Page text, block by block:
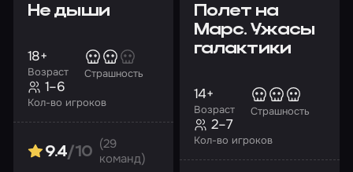
Не дыши
Возраст
18+
Страшность
Кол-во игроков
1–6
9.4/10
(29
команд)
Полет на
Марс. Ужасы
галактики
Возраст
14+
Страшность
Кол-во игроков
2–7